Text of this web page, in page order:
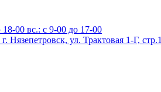
00 вс.: с 9-00 до 17-00
ул. Трактовая 1-Г, стр.1